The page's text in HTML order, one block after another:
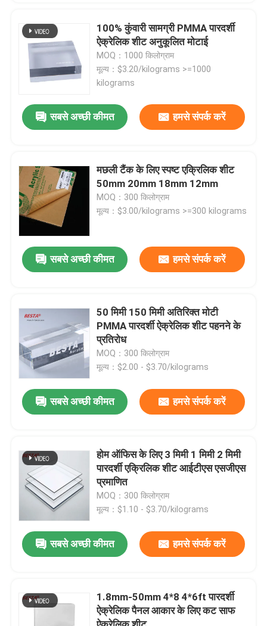
100% कुंवारी सामग्री PMMA पारदर्शी
ऐक्रेलिक शीट अनुकूलित मोटाई
MOQ：1000 किलोग्राम
मूल्य：$3.20/kilograms >=1000
kilograms
सबसे अच्छी कीमत हमसे संपर्क करें
मछली टैंक के लिए स्पष्ट एक्रिलिक शीट
50mm 20mm 18mm 12mm
MOQ：300 किलोग्राम
मूल्य：$3.00/kilograms >=300 kilograms
सबसे अच्छी कीमत हमसे संपर्क करें
50 मिमी 150 मिमी अतिरिक्त मोटी
PMMA पारदर्शी ऐक्रेलिक शीट पहनने के
प्रतिरोध
MOQ：300 किलोग्राम
मूल्य：$2.00 - $3.70/kilograms
सबसे अच्छी कीमत हमसे संपर्क करें
होम ऑफिस के लिए 3 मिमी 1 मिमी 2 मिमी
पारदर्शी एक्रिलिक शीट आईटीएस एसजीएस
प्रमाणित
MOQ：300 किलोग्राम
मूल्य：$1.10 - $3.70/kilograms
सबसे अच्छी कीमत हमसे संपर्क करें
1.8mm-50mm 4*8 4*6ft पारदर्शी
ऐक्रेलिक पैनल आकार के लिए कट साफ